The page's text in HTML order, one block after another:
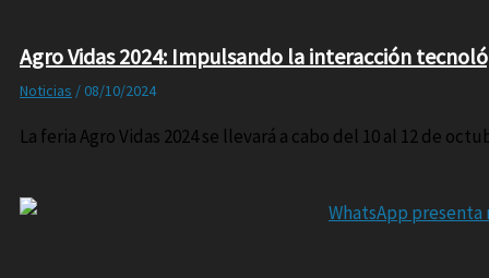
Agro Vidas 2024: Impulsando la interacción
Noticias / 08/10/2024
La feria Agro Vidas 2024 se llevará a cabo del 10 al 12 de